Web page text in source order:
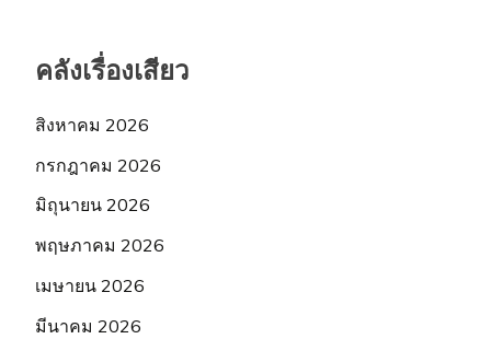
คลังเรื่องเสียว
สิงหาคม 2026
กรกฎาคม 2026
มิถุนายน 2026
พฤษภาคม 2026
เมษายน 2026
มีนาคม 2026